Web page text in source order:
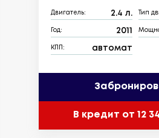
Двигатель: 2.4 л. Тип
Год: 2011
КПП: автомат
В кредит от 12